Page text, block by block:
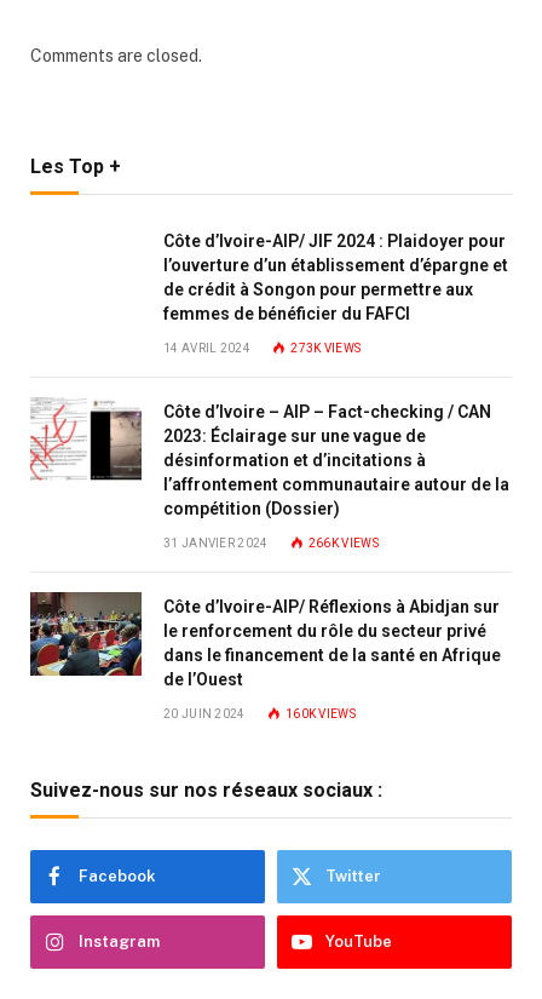
Comments are closed.
Les Top +
Côte d’Ivoire-AIP/ JIF 2024 : Plaidoyer pour
l’ouverture d’un établissement d’épargne et
de crédit à Songon pour permettre aux
femmes de bénéficier du FAFCI
14 AVRIL 2024 273KVIEWS
Côte d’Ivoire – AIP – Fact-checking / CAN
2023: Éclairage sur une vague de
désinformation et d’incitations à
l’affrontement communautaire autour de la
compétition (Dossier)
31 JANVIER 2024 266KVIEWS
Côte d’Ivoire-AIP/ Réflexions à Abidjan sur
le renforcement du rôle du secteur privé
dans le financement de la santé en Afrique
de l’Ouest
20 JUIN 2024 160KVIEWS
Suivez-nous sur nos réseaux sociaux :
Facebook Twitter
Instagram YouTube